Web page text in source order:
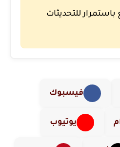
للتحديثات
فيسبوك
يوتيوب